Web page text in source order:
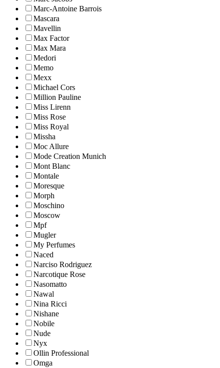
Marc-Antoine Barrois
Mascara
Mavellin
Max Factor
Max Mara
Medori
Memo
Mexx
Michael Cors
Million Pauline
Miss Lirenn
Miss Rose
Miss Royal
Missha
Moc Allure
Mode Creation Munich
Mont Blanc
Montale
Moresque
Morph
Moschino
Moscow
Mpf
Mugler
My Perfumes
Naced
Narciso Rodriguez
Narcotique Rose
Nasomatto
Nawal
Nina Ricci
Nishane
Nobile
Nude
Nyx
Ollin Professional
Omga